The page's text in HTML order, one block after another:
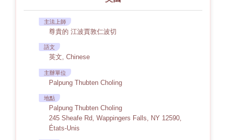
主法上師
尊貴的 江波賈敦仁波切
語文
英文, Chinese
主辦單位
Palpung Thubten Choling
地點
Palpung Thubten Choling
245 Sheafe Rd, Wappingers Falls, NY 12590,
États-Unis